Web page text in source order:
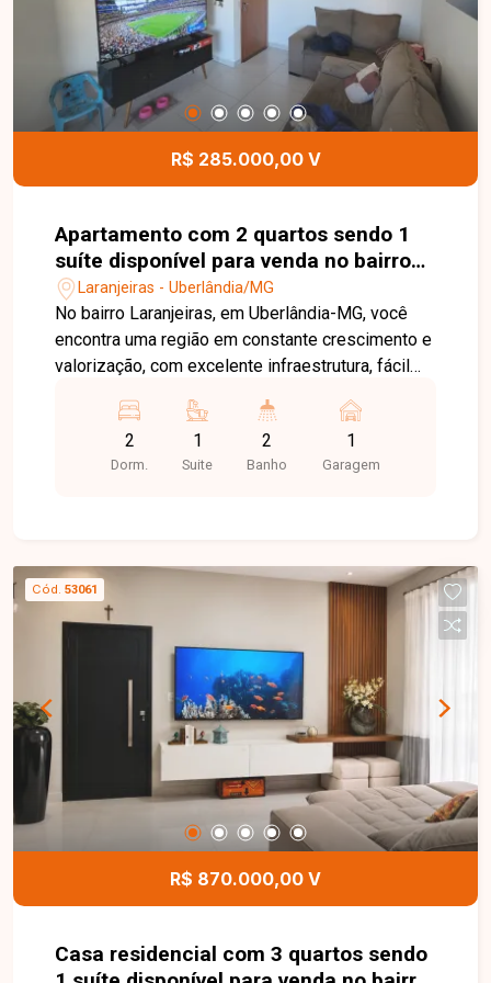
localização estratégica e de fácil acesso. Entre
em contato e agende sua visita!
R$ 285.000,00 V
Apartamento com 2 quartos sendo 1
suíte disponível para venda no bairro
Laranjeiras em Uberlândia-MG
Laranjeiras - Uberlândia/MG
No bairro Laranjeiras, em Uberlândia-MG, você
encontra uma região em constante crescimento e
valorização, com excelente infraestrutura, fácil
proximidade com supermercados, escolas,
farmácias e diversos comércios, proporcionando
praticidade e qualidade de vida. Apartamento
área de serviço e 1 vaga de garagem. Os
ambientes são bem distribuídos, oferecendo
conforto e funcionalidade para o dia a dia. O
condomínio dispõe de portaria 24 horas,
elevador, salão de festas com churrasqueira,
além de água e gás canalizado já inclusos na taxa
condominial, proporcionando mais segurança,
comodidade e economia para os moradores. Uma
excelente oportunidade para quem busca um
apartamento moderno, bem localizado e com
condomínio completo em uma das regiões que
mais crescem em Uberlândia. Entre em contato e
agende sua visita!
2
Dorm.
1
Suite
2
Banho
1
Garagem
Cód. 53061
R$ 870.000,00 V
Casa residencial com 3 quartos sendo